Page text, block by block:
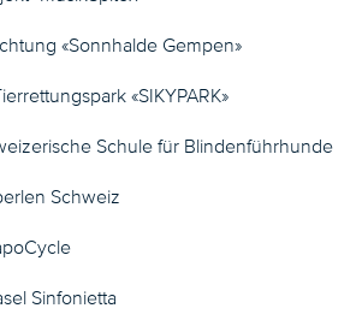
«Sonnhalde Gempen»
«SIKYPARK»
Schule für Blindenführhunde
Schweiz
Sinfonietta